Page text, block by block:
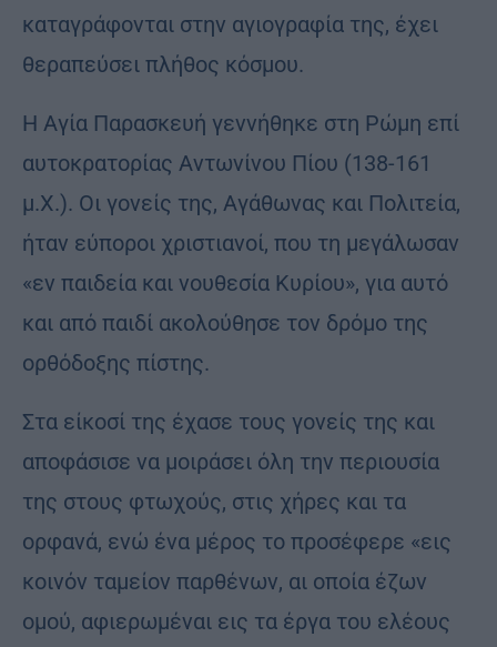
καταγράφονται στην αγιογραφία της, έχει
θεραπεύσει πλήθος κόσμου.
Η Αγία Παρασκευή γεννήθηκε στη Ρώμη επί
αυτοκρατορίας Αντωνίνου Πίου (138-161
μ.Χ.). Οι γονείς της, Αγάθωνας και Πολιτεία,
ήταν εύποροι χριστιανοί, που τη μεγάλωσαν
«εν παιδεία και νουθεσία Κυρίου», για αυτό
και από παιδί ακολούθησε τον δρόμο της
ορθόδοξης πίστης.
Στα είκοσί της έχασε τους γονείς της και
αποφάσισε να μοιράσει όλη την περιουσία
της στους φτωχούς, στις χήρες και τα
ορφανά, ενώ ένα μέρος το προσέφερε «εις
κοινόν ταμείον παρθένων, αι οποία έζων
ομού, αφιερωμέναι εις τα έργα του ελέους